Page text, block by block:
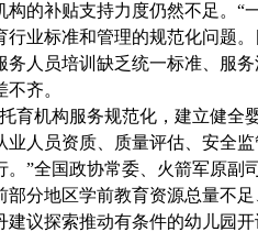
构的补贴支持力度仍然不足。“
行业标准和管理的规范化问题
务人员培训缺乏统一标准、服
齐。
育机构服务规范化，建立健全
业人员资质、质量评估、安全
。”全国政协常委、火箭军原副
部分地区学前教育资源总量不
建议探索推动有条件的幼儿园